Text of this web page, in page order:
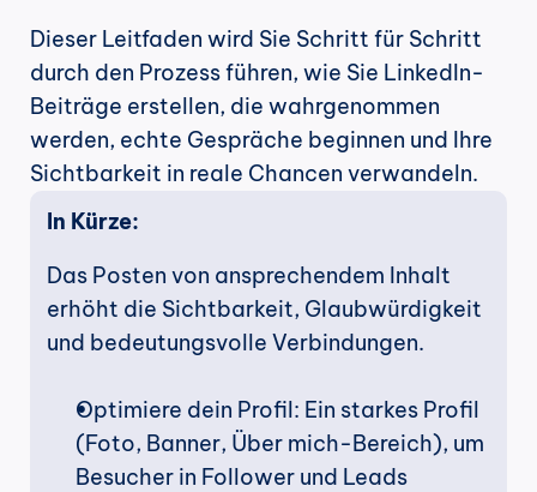
Dieser Leitfaden wird Sie Schritt für Schritt
durch den Prozess führen, wie Sie LinkedIn-
Beiträge erstellen, die wahrgenommen
werden, echte Gespräche beginnen und Ihre
Sichtbarkeit in reale Chancen verwandeln.
In Kürze:
Das Posten von ansprechendem Inhalt
erhöht die Sichtbarkeit, Glaubwürdigkeit
und bedeutungsvolle Verbindungen.
Optimiere dein Profil: Ein starkes Profil
(Foto, Banner, Über mich-Bereich), um
Besucher in Follower und Leads